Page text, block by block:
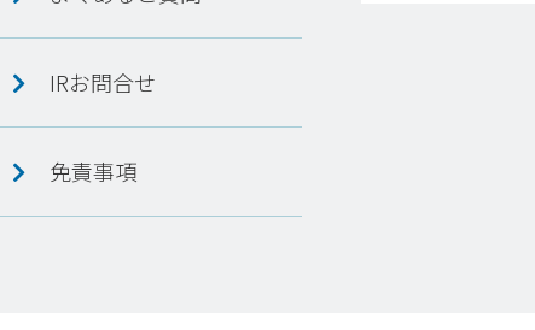
IRお問合せ
免責事項